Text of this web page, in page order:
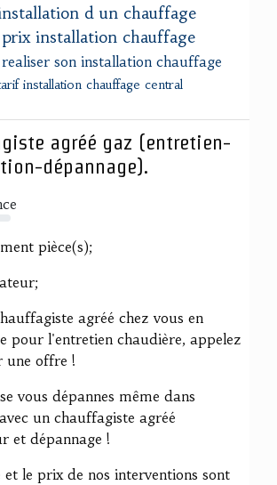
d un chauffage
prix installation chauffage
realiser son installation chauffage
installation chauffage central
agréé gaz (entretien-
dépannage).
pièce(s);
agréé chez vous en
pour l'entretien chaudière, appelez
une offre !
vous dépannes même dans
un chauffagiste agréé
et dépannage !
le prix de nos interventions sont